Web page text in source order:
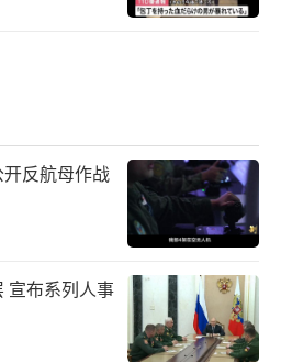
反航母作战
宣布系列人事